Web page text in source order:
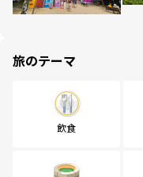
旅のテーマ
飲食